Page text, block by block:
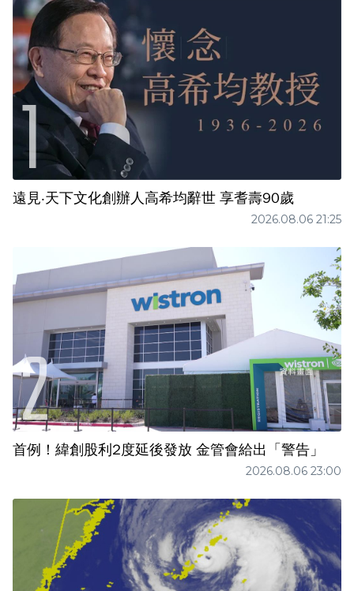
遠見‧天下文化創辦人高希均辭世 享耆壽90歲
2026.08.06 21:25
首例！緯創股利2度延後發放 金管會給出「警告」
2026.08.06 23:00